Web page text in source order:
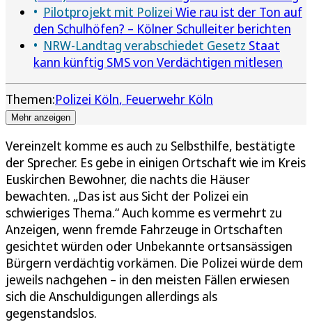
Pilotprojekt mit Polizei Wie rau ist der Ton auf
den Schulhöfen? – Kölner Schulleiter berichten
NRW-Landtag verabschiedet Gesetz Staat
kann künftig SMS von Verdächtigen mitlesen
Themen:Polizei Köln Feuerwehr Köln
Mehr anzeigen
Vereinzelt komme es auch zu Selbsthilfe, bestätigte
der Sprecher. Es gebe in einigen Ortschaft wie im Kreis
Euskirchen Bewohner, die nachts die Häuser
bewachten. „Das ist aus Sicht der Polizei ein
schwieriges Thema.“ Auch komme es vermehrt zu
Anzeigen, wenn fremde Fahrzeuge in Ortschaften
gesichtet würden oder Unbekannte ortsansässigen
Bürgern verdächtig vorkämen. Die Polizei würde dem
jeweils nachgehen – in den meisten Fällen erwiesen
sich die Anschuldigungen allerdings als
gegenstandslos.